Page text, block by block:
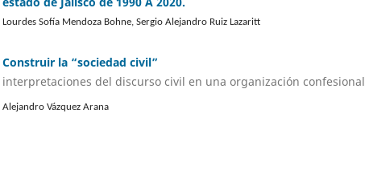
Lourdes Sofía Mendoza Bohne, Sergio Alejandro Ruiz Lazaritt
Construir la “sociedad civil”
interpretaciones del discurso civil en una organización confesional
Alejandro Vázquez Arana